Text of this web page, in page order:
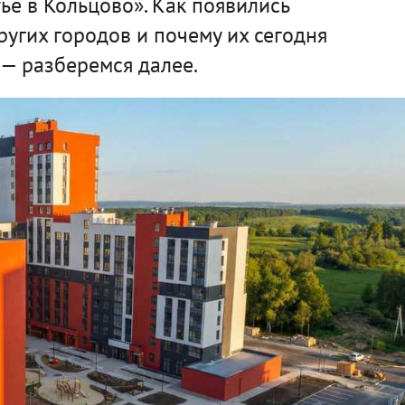
городов и почему их сегодня
разберемся далее.